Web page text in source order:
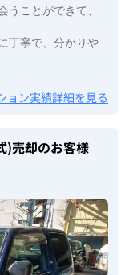
うことができて、
丁寧で、分かりや
ョン実績詳細を見る
)売却のお客様